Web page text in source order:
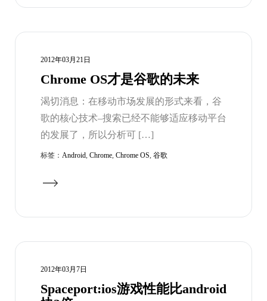
2012年03月21日
Chrome OS才是谷歌的未来
渴切消息：在移动市场发展的形式来看，谷
歌的核心技术–搜索已经不能够适应移动平台
的发展了，所以分析可 […]
标签： Android, Chrome, Chrome OS, 谷歌
2012年03月7日
Spaceport:ios游戏性能比android